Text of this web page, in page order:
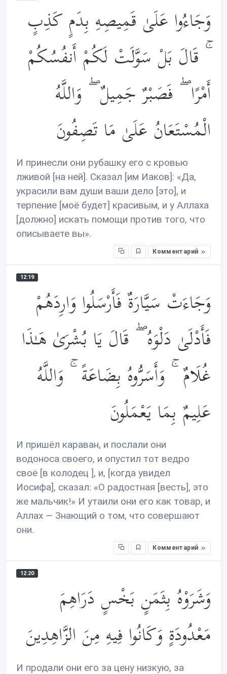
وَجَاءُوا عَلَىٰ قَمِيصِهِ بِدَمٍ كَذِبٍ
ۚ قَالَ بَلْ سَوَّلَتْ لَكُمْ أَنفُسُكُمْ
أَمْرًا ۖ فَصَبْرٌ جَمِيلٌ ۖ وَاللَّهُ
الْمُسْتَعَانُ عَلَىٰ مَا تَصِفُونَ
И принесли они рубашку его с кровью
лживой [на ней]. Сказал [им Иаков]: «Да,
украсили вам души ваши дело [это], и
терпение [моё будет] красивым, и у Аллаха
[должно] искать помощи против того, что
описываете вы».
Комментарий
12:19
وَجَاءَتْ سَيَّارَةٌ فَأَرْسَلُوا وَارِدَهُمْ
فَأَدْلَىٰ دَلْوَهُ ۖ قَالَ يَا بُشْرَىٰ هَـٰذَا
غُلَامٌ ۚ وَأَسَرُّوهُ بِضَاعَةً ۚ وَاللَّهُ
عَلِيمٌ بِمَا يَعْمَلُونَ
И пришёл караван, и послали они
водоноса своего, и опустил тот ведро
своё [в колодец ], и, [когда увидел
Иосифа], сказал: «О радостная [весть], это
же мальчик!» И утаили они его как товар, и
Аллах — Знающий о том, что совершают
они.
Комментарий
12:20
وَشَرَوْهُ بِثَمَنٍ بَخْسٍ دَرَاهِمَ
مَعْدُودَةٍ وَكَانُوا فِيهِ مِنَ الزَّاهِدِينَ
И продали они его за цену низкую, за